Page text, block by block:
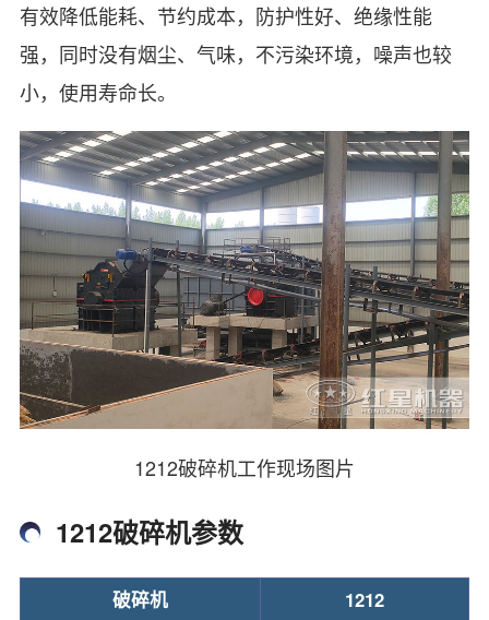
有效降低能耗、节约成本，防护性好、绝缘性能
强，同时没有烟尘、气味，不污染环境，噪声也较
小，使用寿命长。
1212破碎机工作现场图片
1212破碎机参数
破碎机 1212